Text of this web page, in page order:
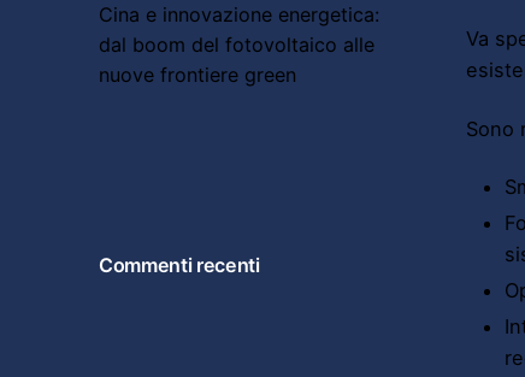
Cina e innovazione energetica:
dal boom del fotovoltaico alle
nuove frontiere green
Commenti recenti
Va
Sono